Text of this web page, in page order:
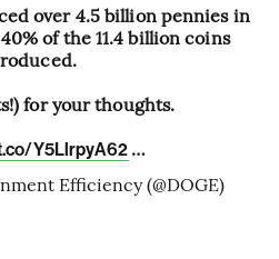
over 4.5 billion pennies in
of the 11.4 billion coins
for your thoughts.
Y5LlrpyA62 …
Efficiency (@DOGE)